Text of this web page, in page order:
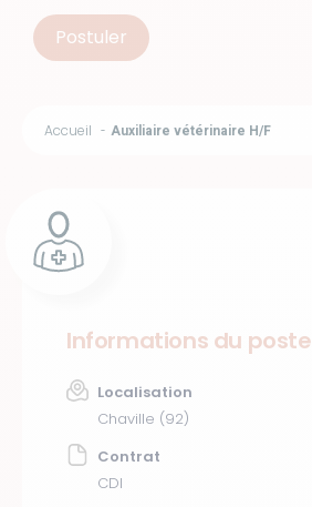
Postuler
Accueil Auxiliaire vétérinaire H/F
Informations du poste
Localisation
Chaville (92)
Contrat
CDI